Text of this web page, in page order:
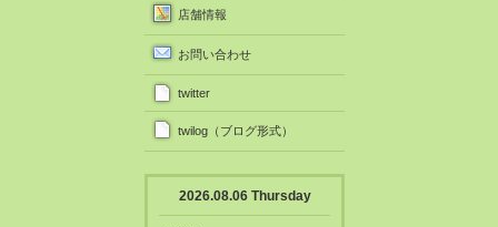
店舗情報
お問い合わせ
twitter
twilog（ブログ形式）
2026.08.06 Thursday